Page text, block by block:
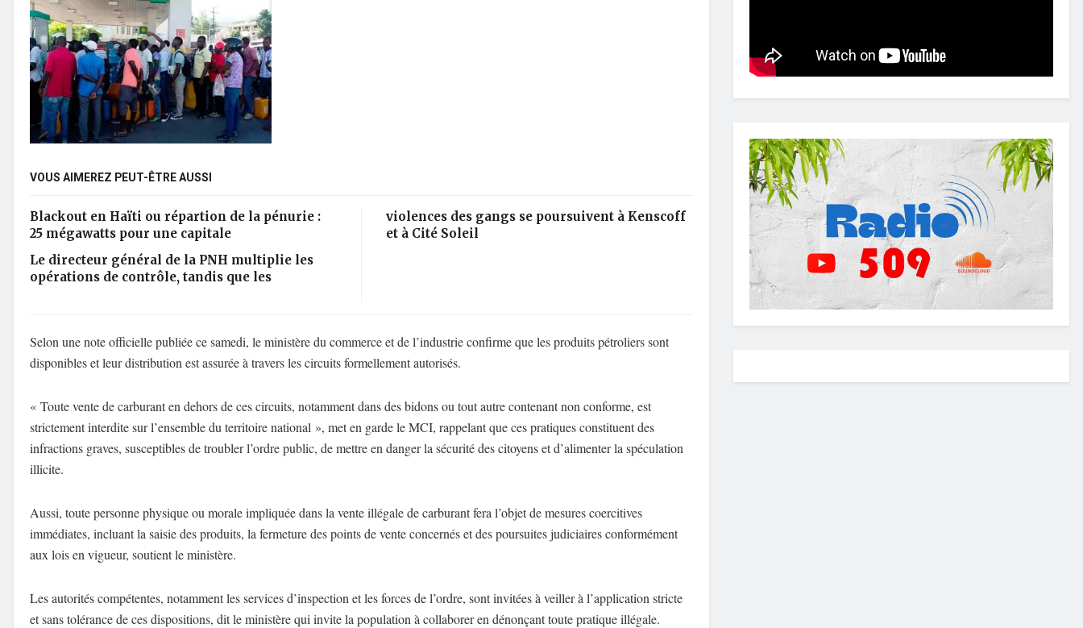
VOUS AIMEREZ PEUT-ÊTRE AUSSI
Blackout en Haïti ou répartion de la pénurie :
25 mégawatts pour une capitale
Le directeur général de la PNH multiplie les
opérations de contrôle, tandis que les
violences des gangs se poursuivent à Kenscoff
et à Cité Soleil
Selon une note officielle publiée ce samedi, le ministère du commerce et de l’industrie confirme que les produits pétroliers sont
disponibles et leur distribution est assurée à travers les circuits formellement autorisés.
« Toute vente de carburant en dehors de ces circuits, notamment dans des bidons ou tout autre contenant non conforme, est
strictement interdite sur l’ensemble du territoire national », met en garde le MCI, rappelant que ces pratiques constituent des
infractions graves, susceptibles de troubler l’ordre public, de mettre en danger la sécurité des citoyens et d’alimenter la spéculation
illicite.
Aussi, toute personne physique ou morale impliquée dans la vente illégale de carburant fera l’objet de mesures coercitives
immédiates, incluant la saisie des produits, la fermeture des points de vente concernés et des poursuites judiciaires conformément
aux lois en vigueur, soutient le ministère.
Les autorités compétentes, notamment les services d’inspection et les forces de l’ordre, sont invitées à veiller à l’application stricte
et sans tolérance de ces dispositions, dit le ministère qui invite la population à collaborer en dénonçant toute pratique illégale.